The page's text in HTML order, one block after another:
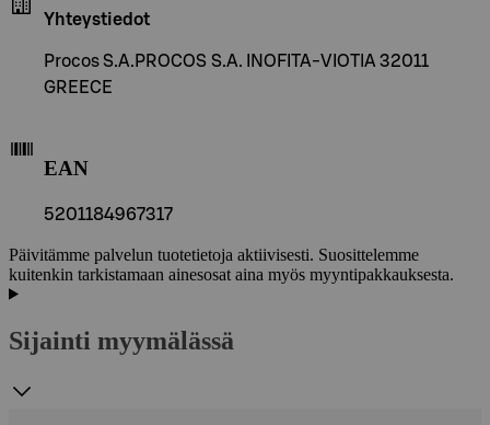
Yhteystiedot
Procos S.A.PROCOS S.A. INOFITA-VIOTIA 32011
GREECE
EAN
5201184967317
Päivitämme palvelun tuotetietoja aktiivisesti. Suosittelemme
kuitenkin tarkistamaan ainesosat aina myös myyntipakkauksesta.
Sijainti myymälässä